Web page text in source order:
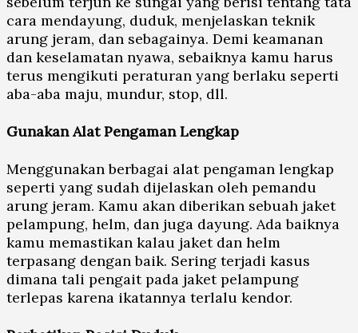
cara mendayung, duduk, menjelaskan teknik
arung jeram, dan sebagainya. Demi keamanan
dan keselamatan nyawa, sebaiknya kamu harus
terus mengikuti peraturan yang berlaku seperti
aba-aba maju, mundur, stop, dll.
Gunakan Alat Pengaman Lengkap
Menggunakan berbagai alat pengaman lengkap
seperti yang sudah dijelaskan oleh pemandu
arung jeram. Kamu akan diberikan sebuah jaket
pelampung, helm, dan juga dayung. Ada baiknya
kamu memastikan kalau jaket dan helm
terpasang dengan baik. Sering terjadi kasus
dimana tali pengait pada jaket pelampung
terlepas karena ikatannya terlalu kendor.